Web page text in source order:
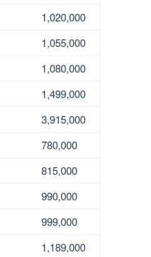
1,020,000
1,055,000
1,080,000
1,499,000
3,915,000
780,000
815,000
990,000
999,000
1,189,000